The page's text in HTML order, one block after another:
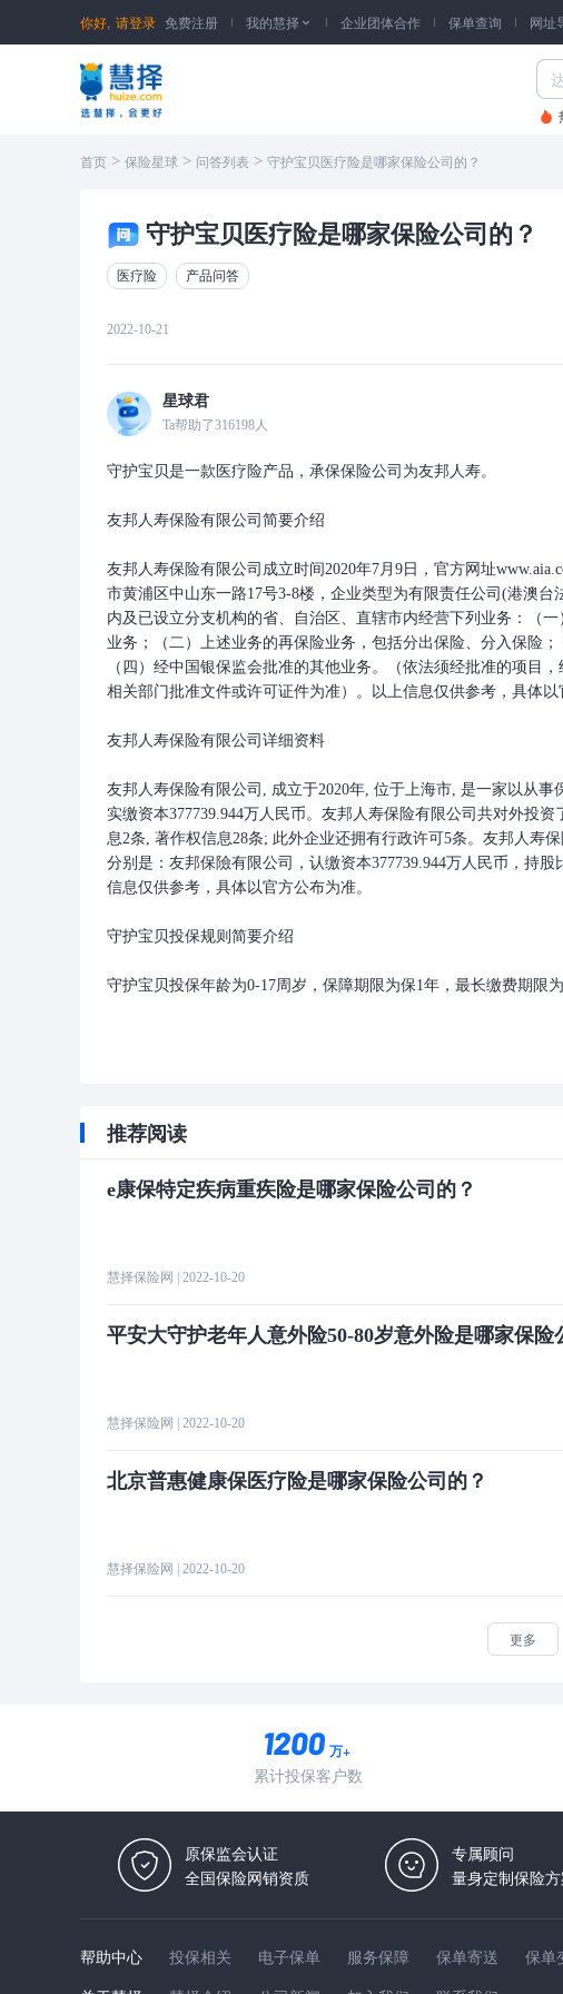
你好, 请登录 免费注册 我的慧择  企业团体合作 保单查询 网址
首页 > 保险星球 > 问答列表 > 守护宝贝医疗险是哪家保险公司的？
守护宝贝医疗险是哪家保险公司的？
医疗险 产品问答
2022-10-21
星球君
Ta帮助了316198人
守护宝贝是一款医疗险产品，承保保险公司为友邦人寿。
友邦人寿保险有限公司简要介绍
友邦人寿保险有限公司成立时间2020年7月9日，官方网址
市黄浦区中山东一路17号3-8楼，企业类型为有限责任公司(港澳
内及已设立分支机构的省、自治区、直辖市内经营下列业务：（
业务；（二）上述业务的再保险业务，包括分出保险、分入保险
（四）经中国银保监会批准的其他业务。（依法须经批准的项目
相关部门批准文件或许可证件为准）。以上信息仅供参考，具体以
友邦人寿保险有限公司详细资料
友邦人寿保险有限公司, 成立于2020年, 位于上海市, 是一家以从事
实缴资本377739.944万人民币。友邦人寿保险有限公司共对外投
息2条, 著作权信息28条; 此外企业还拥有行政许可5条。友邦人寿
分别是：友邦保險有限公司，认缴资本377739.944万人民币，持
信息仅供参考，具体以官方公布为准。
守护宝贝投保规则简要介绍
守护宝贝投保年龄为0-17周岁，保障期限为保1年，最长缴费期限为
推荐阅读
e康保特定疾病重疾险是哪家保险公司的？
慧择保险网 | 2022-10-20
平安大守护老年人意外险50-80岁意外险是哪家保险
慧择保险网 | 2022-10-20
北京普惠健康保医疗险是哪家保险公司的？
慧择保险网 | 2022-10-20
更多
万+
累计投保客户数
原保监会认证
全国保险网销资质
专属顾问
量身定制保险
帮助中心 投保相关 电子保单 服务保障 保单寄送 保单